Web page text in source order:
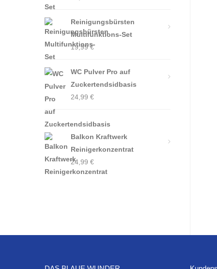
Reinigungsbürsten
Multifunktions-Set
19,99€
WC Pulver Pro auf
Zuckertendsidbasis
24,99 €
Balkon Kraftwerk
Reinigerkonzentrat
24,99 €